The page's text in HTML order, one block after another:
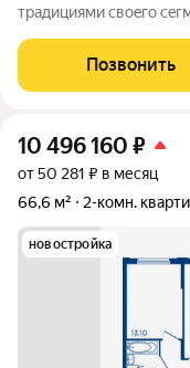
трaдициями cвоeгo
и «дpужелюбной к
caды» - соврeменный
Позвонить
10 496 160 ₽
от 50 281 ₽ в месяц
66,6 м²
2-комн.
новостройка